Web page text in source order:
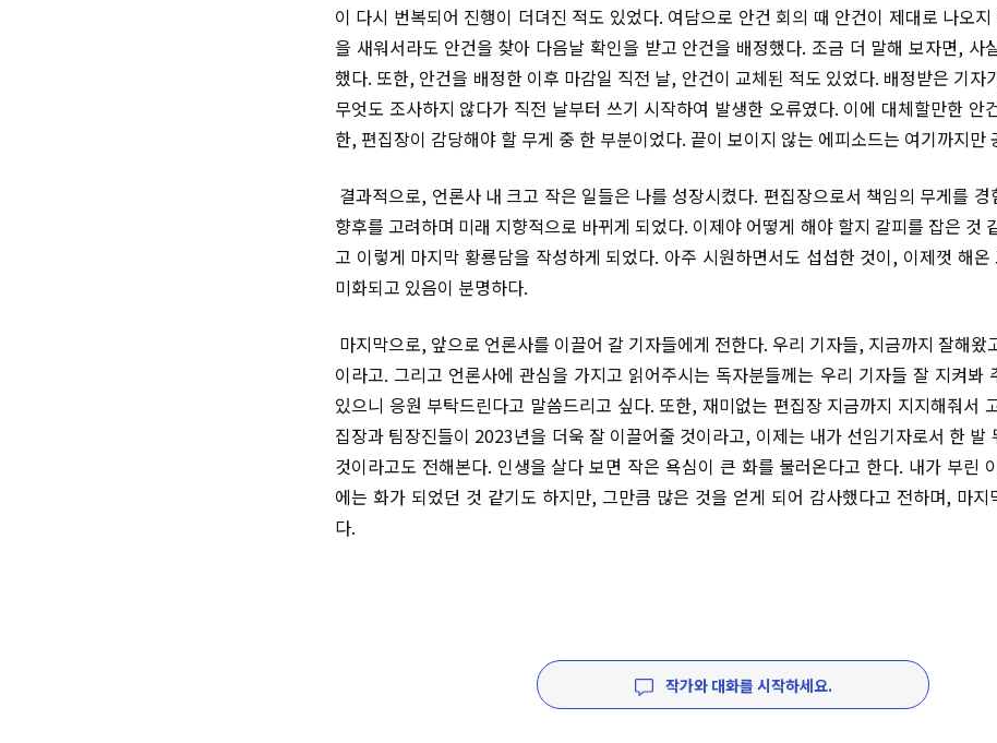
이 다시 번복되어 진행이 더뎌진 적도 있었다. 여담으로 안건 회의 때 안건이 제대로 나오
을 새워서라도 안건을 찾아 다음날 확인을 받고 안건을 배정했다. 조금 더 말해 보자면, 사
했다. 또한, 안건을 배정한 이후 마감일 직전 날, 안건이 교체된 적도 있었다. 배정받은 기자
무엇도 조사하지 않다가 직전 날부터 쓰기 시작하여 발생한 오류였다. 이에 대체할만한 안
한, 편집장이 감당해야 할 무게 중 한 부분이었다. 끝이 보이지 않는 에피소드는 여기까지만
결과적으로, 언론사 내 크고 작은 일들은 나를 성장시켰다. 편집장으로서 책임의 무게를
향후를 고려하며 미래 지향적으로 바뀌게 되었다. 이제야 어떻게 해야 할지 갈피를 잡은 것
고 이렇게 마지막 황룡담을 작성하게 되었다. 아주 시원하면서도 섭섭한 것이, 이제껏 해온
미화되고 있음이 분명하다.
마지막으로, 앞으로 언론사를 이끌어 갈 기자들에게 전한다. 우리 기자들, 지금까지 잘해왔
이라고. 그리고 언론사에 관심을 가지고 읽어주시는 독자분들께는 우리 기자들 잘 지켜봐
있으니 응원 부탁드린다고 말씀드리고 싶다. 또한, 재미없는 편집장 지금까지 지지해줘서
집장과 팀장진들이 2023년을 더욱 잘 이끌어줄 것이라고, 이제는 내가 선임기자로서 한 발
것이라고도 전해본다. 인생을 살다 보면 작은 욕심이 큰 화를 불러온다고 한다. 내가 부린
에는 화가 되었던 것 같기도 하지만, 그만큼 많은 것을 얻게 되어 감사했다고 전하며, 마지
다.
작가와 대화를 시작하세요.